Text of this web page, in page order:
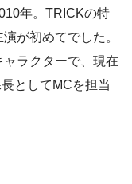
年。TRICKの特
が初めてでした。
ラクターで、現在
としてMCを担当